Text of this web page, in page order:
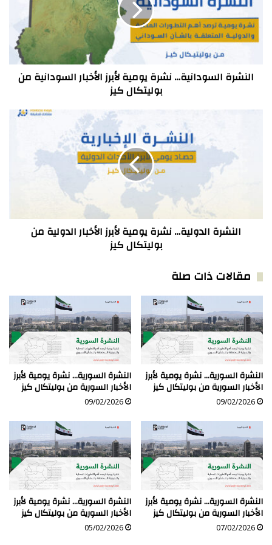
لأبرز
الأخبار
السودانية
النشرة السودانية… نشرة يومية لأبرز الأخبار السودانية من
بوليتكال كيز
بوليتكال
النشرة الدولية… نشرة يومية لأبرز الأخبار الدولية من
بوليتكال كيز
مقالات ذات صلة
النشرة السورية… نشرة يومية لأبرز
الأخبار السورية من بوليتكال كيز
09/02/2026
النشرة السورية… نشرة يومية لأبرز
الأخبار السورية من بوليتكال كيز
09/02/2026
النشرة السورية… نشرة يومية لأبرز
الأخبار السورية من بوليتكال كيز
07/02/2026
النشرة السورية… نشرة يومية لأبرز
الأخبار السورية من بوليتكال كيز
05/02/2026